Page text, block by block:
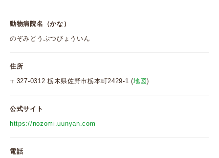
動物病院名（かな）
のぞみどうぶつびょういん
住所
〒327-0312 栃木県佐野市栃本町2429-1 (地図)
公式サイト
https://nozomi.uunyan.com
電話